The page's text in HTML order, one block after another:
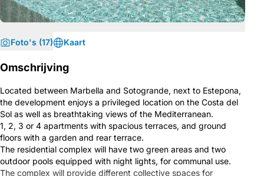
Foto's (17) Kaart
Omschrijving
Located between Marbella and Sotogrande, next to Estepona,
the development enjoys a privileged location on the Costa del
Sol as well as breathtaking views of the Mediterranean.
1, 2, 3 or 4 apartments with spacious terraces, and ground
floors with a garden and rear terrace.
The residential complex will have two green areas and two
outdoor pools equipped with night lights, for communal use.
The complex will provide different collective spaces for